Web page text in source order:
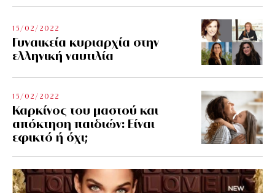
15/02/2022
Γυναικεία κυριαρχία στην
ελληνική ναυτιλία
15/02/2022
Καρκίνος του μαστού και
απόκτηση παιδιών: Είναι
εφικτό ή όχι;